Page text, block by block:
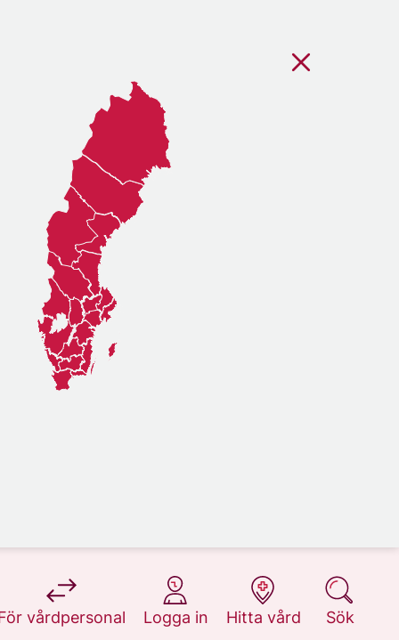
vårdpersonal
på 1177.se
Logga in
på 1177.se
Hitta vård
på 1177.se
Sök
på 1177.se